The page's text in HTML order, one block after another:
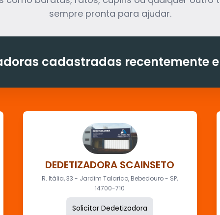
sempre pronta para ajudar.
cadastradas recentemente
DEDETIZADORA SCAINSETO
R. Itália, 33 - Jardim Talarico, Bebedouro - SP,
14700-710
Solicitar Dedetizadora